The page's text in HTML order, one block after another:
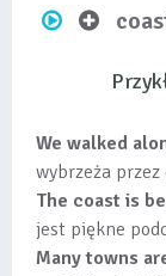
We walked
wybrzeża przez
The coast is
jest piękne
Many towns